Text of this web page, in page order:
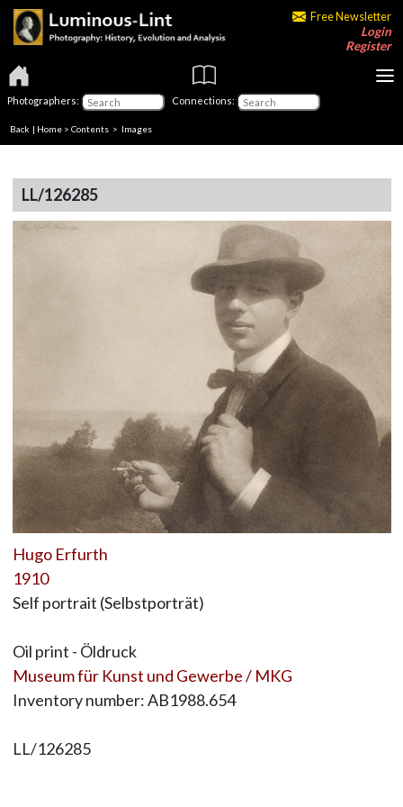
Free Newsletter
Login
Register
Photographers: Connections:
Back | Home > Contents > Images
LL/126285
Hugo Erfurth
1910
Self portrait (Selbstporträt)
Oil print - Öldruck
Museum für Kunst und Gewerbe / MKG
Inventory number: AB1988.654
LL/126285